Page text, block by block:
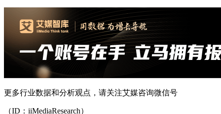
更多行业数据和分析观点，请关注艾媒咨询微信号
（ID：iiMediaResearch）